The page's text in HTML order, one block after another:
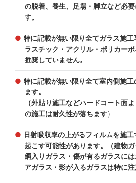
の脱着、養生、足場・脚立など必
す。
特に記載が無い限り全てガラス施
ラスチック・アクリル・ポリカー
推奨していません。
特に記載が無い限り全て室内側施
ます。
（外貼り施工などハードコート面
の施工は耐久性が落ちます）
日射吸収率の上がるフィルムを施
起こす可能性があります。（建物ガ
網入りガラス・傷が有るガラスに
アガラス・影が入るガラスは特に注